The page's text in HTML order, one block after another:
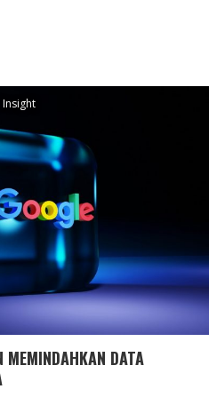
MEMINDAHKAN DATA